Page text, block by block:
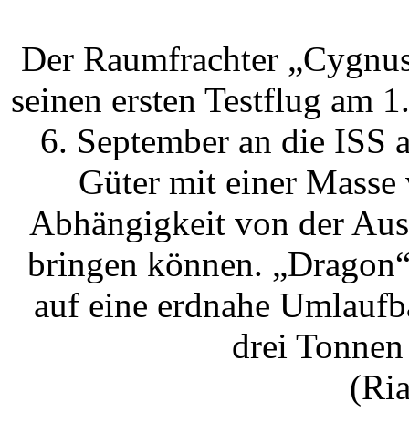
Der Raumfrachter
seinen ersten Testflug am
6. September an die ISS
Güter mit einer
Abhängigkeit von der
bringen können.
auf eine erdnahe
drei